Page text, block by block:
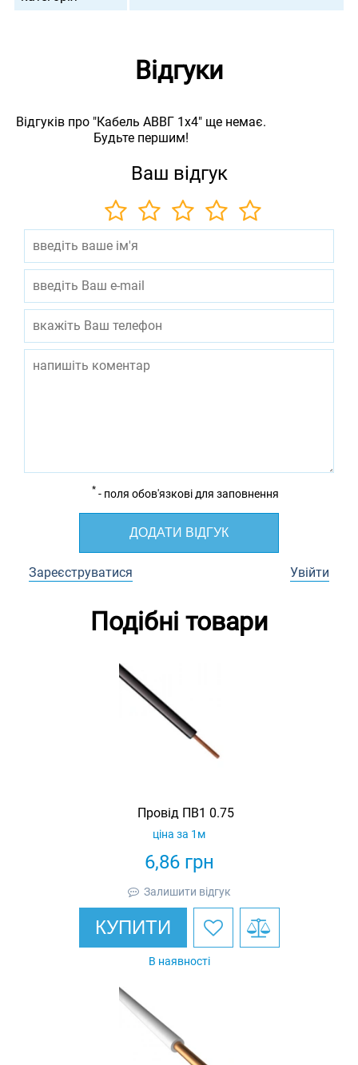
Відгуки
Відгуків про "Кабель АВВГ 1х4" ще немає.
Будьте першим!
Ваш відгук
* - поля обов'язкові для заповнення
ДОДАТИ ВІДГУК
Зареєструватися Увійти
Подібні товари
Провід ПВ1 0.75
6,86грн
ціна за 1м
Залишити відгук
КУПИТИ
В наявності